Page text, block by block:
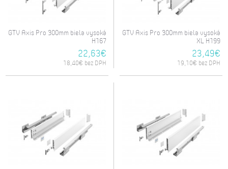
GTV Axis Pro 300mm biela vysoká
H167
22,63€
18,40€ bez DPH
GTV Axis Pro 300mm biela vysoká
XL H199
23,49€
19,10€ bez DPH